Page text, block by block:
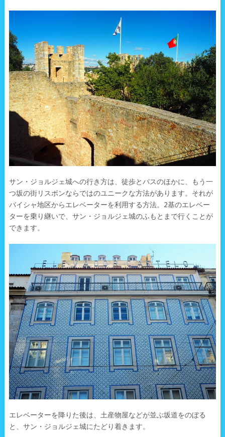
サン・ジョルジェ城への行き方は、徒歩とバスのほかに、もう一
つ坂の街リスボンならではのユニークな方法があります。それが
バイシャ地区からエレベーターを利用する方法。2基のエレベー
ターを乗り継いで、サン・ジョルジェ城のふもとまで行くことが
できます。
エレベーターを降りた後は、土産物屋などが並ぶ坂道をのぼる
と、サン・ジョルジェ城にたどり着きます。